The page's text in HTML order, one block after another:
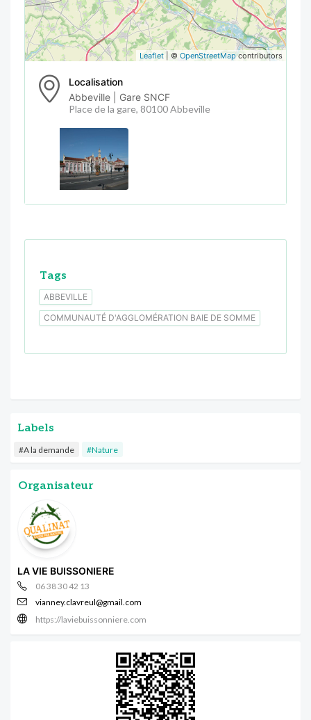
Leaflet | © OpenStreetMapcontributors
Localisation
Abbeville | Gare SNCF
Place de la gare, 80100 Abbeville
Tags
ABBEVILLE
COMMUNAUTÉ D'AGGLOMÉRATION BAIE DE SOMME
Labels
#A la demande #Nature
Organisateur
LA VIE BUISSONIERE
06 38 30 42 13
vianney.clavreul@gmail.com
https://laviebuissonniere.com